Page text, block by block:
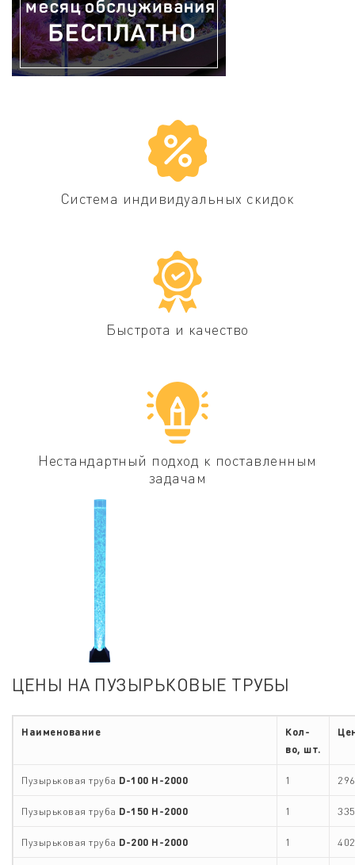
ЦЕНЫ НА ПУЗЫРЬКОВЫЕ ТРУБЫ
Наименование
Кол-
во, шт.
Пузырьковая труба D-100 H-2000 1
Пузырьковая труба D-150 H-2000 1
Пузырьковая труба D-200 H-2000 1
Система индивидуальных скидок
Быстрота и качество
Нестандартный подход к поставленным
задачам